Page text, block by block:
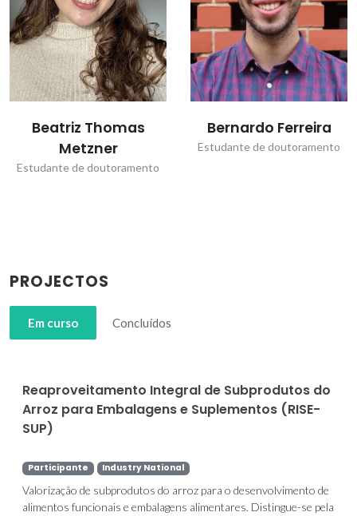
Beatriz Thomas
Metzner
Estudante de doutoramento
Bernardo Ferreira
Estudante de doutoramento
PROJECTOS
Em curso Concluídos
Reaproveitamento Integral de Subprodutos do
Arroz para Embalagens e Suplementos (RISE-
SUP)
Participante Industry National
Valorização de subprodutos do arroz para o desenvolvimento de
alimentos funcionais e embalagens alimentares. Distingue-se pela